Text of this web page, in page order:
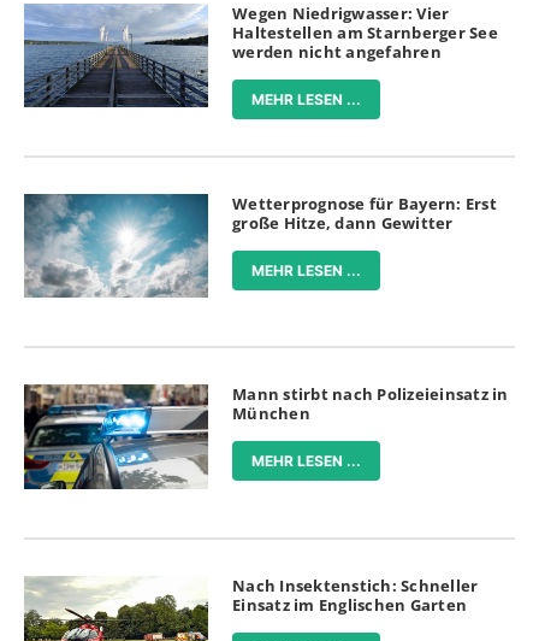
Wegen Niedrigwasser: Vier
Haltestellen am Starnberger See
werden nicht angefahren
MEHR LESEN ...
Wetterprognose für Bayern: Erst
große Hitze, dann Gewitter
MEHR LESEN ...
Mann stirbt nach Polizeieinsatz in
München
MEHR LESEN ...
Nach Insektenstich: Schneller
Einsatz im Englischen Garten